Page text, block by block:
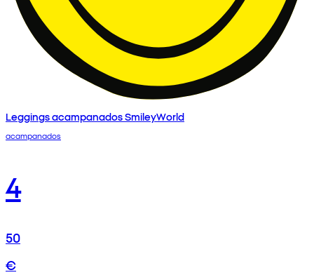
Leggings acampanados SmileyWorld
acampanados
4
50
€